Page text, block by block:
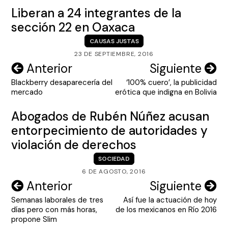
Liberan a 24 integrantes de la
sección 22 en Oaxaca
CAUSAS JUSTAS
23 DE SEPTIEMBRE, 2016
Navegación
de
Anterior
Blackberry desaparecería del
mercado
Siguiente
‘100% cuero’, la publicidad
erótica que indigna en Bolivia
Abogados de Rubén Núñez acusan
entorpecimiento de autoridades y
violación de derechos
SOCIEDAD
6 DE AGOSTO, 2016
Navegación
de
entradas
Anterior
Semanas laborales de tres
días pero con más horas,
propone Slim
Siguiente
Así fue la actuación de hoy
de los mexicanos en Río 2016